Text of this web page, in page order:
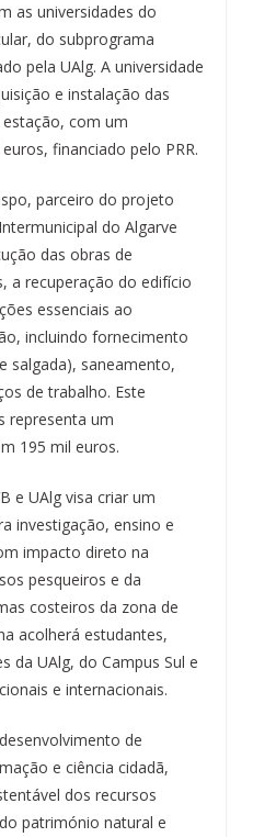
as universidades do
do subprograma
pela UAlg. A universidade
e instalação das
com um
financiado pelo PRR.
parceiro do projeto
do Algarve
das obras de
a recuperação do edifício
essenciais ao
incluindo fornecimento
salgada), saneamento,
de trabalho. Este
representa um
195 mil euros.
e UAlg visa criar um
investigação, ensino e
impacto direto na
pesqueiros e da
costeiros da zona de
acolherá estudantes,
da UAlg, do Campus Sul e
e internacionais.
de
e ciência cidadã,
dos recursos
património natural e